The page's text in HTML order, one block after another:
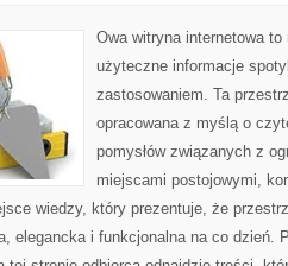
Owa witryna internetowa
użyteczne informacje
zastosowaniem. Ta
opracowana z myślą o
pomysłów związanych z
miejscami postojowymi,
wiedzy, który prezentuje, że
elegancka i funkcjonalna na co dzień.